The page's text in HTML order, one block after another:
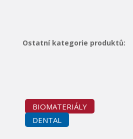
Ostatní kategorie produktů:
BIOMATERIÁLY
DENTAL